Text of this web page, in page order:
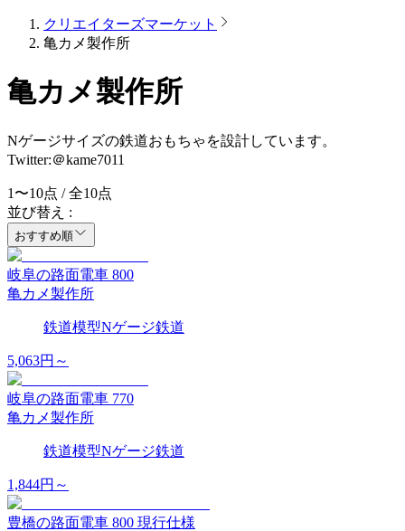
クリエイターズマーケット
亀カメ製作所
亀カメ製作所
Nゲージサイズの鉄道おもちゃを設計しています。
Twitter:＠kame7011
1 〜10点 / 全10点
並び替え :
おすすめ順
岐阜の路面電車 800
亀カメ製作所
鉄道模型Nゲージ鉄道
5,063円～
岐阜の路面電車 770
亀カメ製作所
鉄道模型Nゲージ鉄道
1,844円～
豊橋の路面電車 800 現行仕様